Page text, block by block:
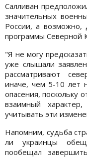
Салливан
значительных
России, а
программы Северной
"Я не могу
уже слышали
рассматривают
иначе, чем 5-10 лет
опасения,
взаимный
учитывать эти
Напомним, судьба
ли украинцы
пообещал